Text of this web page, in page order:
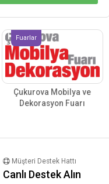
Fuarlar
Çukurova Mobilya ve
Dekorasyon Fuarı
Müşteri Destek Hattı
Canlı Destek Alın